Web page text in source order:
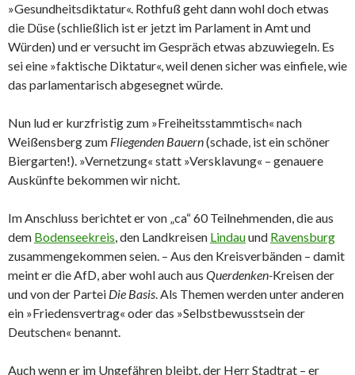
»Gesundheitsdiktatur«. Rothfuß geht dann wohl doch etwas
die Düse (schließlich ist er jetzt im Parlament in Amt und
Würden) und er versucht im Gespräch etwas abzuwiegeln. Es
sei eine »faktische Diktatur«, weil denen sicher was einfiele, wie
das parlamentarisch abgesegnet würde.
Nun lud er kurzfristig zum »Freiheitsstammtisch« nach
Weißensberg zum Fliegenden Bauern(schade, ist ein schöner
Biergarten!). »Vernetzung« statt »Versklavung« – genauere
Auskünfte bekommen wir nicht.
Im Anschluss berichtet er von „ca“ 60 Teilnehmenden, die aus
dem Bodenseekreis, den Landkreisen Lindauund Ravensburg
zusammengekommen seien. – Aus den Kreisverbänden – damit
meint er die AfD, aber wohl auch aus Querdenken-Kreisen der
und von der Partei Die Basis. Als Themen werden unter anderen
ein »Friedensvertrag« oder das »Selbstbewusstsein der
Deutschen« benannt.
Auch wenn er im Ungefähren bleibt, der Herr Stadtrat – er